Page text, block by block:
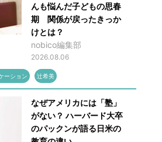
んも悩んだ子どもの思春
期 関係が戻ったきっか
けとは？
nobico編集部
2026.08.06
ーション 辻希美
なぜアメリカには「塾」
がない？ ハーバード大卒
のパックンが語る日米の